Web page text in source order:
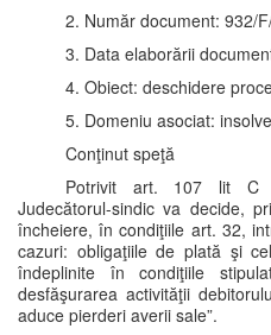
2. Număr document: 932/
3. Data elaborării
4. Obiect: deschidere
5. Domeniu asociat:
Conţinut speţă
Potrivit art. 107 lit C
Judecătorul-sindic va decide,
încheiere, în condiţiile art. 32,
cazuri: obligaţiile de plată şi
îndeplinite în condiţiile
desfăşurarea activităţii
aduce pierderi averii sale”.